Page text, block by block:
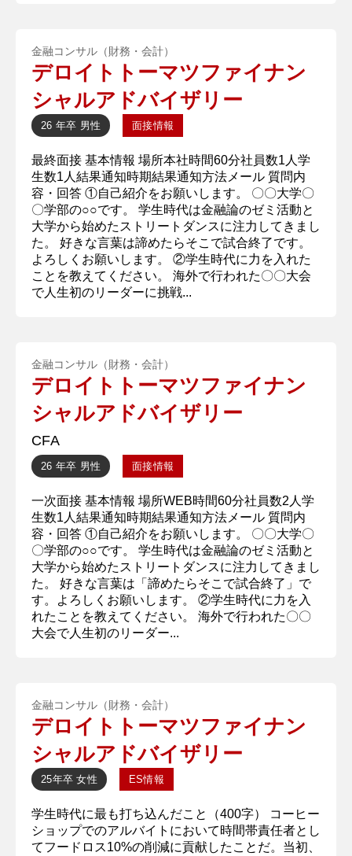
金融コンサル（財務・会計）
デロイトトーマツファイナン
シャルアドバイザリー
26 年卒 男性 面接情報
最終面接 基本情報 場所本社時間60分社員数1人学
生数1人結果通知時期結果通知方法メール 質問内
容・回答 ①自己紹介をお願いします。 〇〇大学〇
〇学部の○○です。 学生時代は金融論のゼミ活動と
大学から始めたストリートダンスに注力してきまし
た。 好きな言葉は諦めたらそこで試合終了です。
よろしくお願いします。 ②学生時代に力を入れた
ことを教えてください。 海外で行われた〇〇大会
で人生初のリーダーに挑戦...
金融コンサル（財務・会計）
デロイトトーマツファイナン
シャルアドバイザリー
CFA
26 年卒 男性 面接情報
一次面接 基本情報 場所WEB時間60分社員数2人学
生数1人結果通知時期結果通知方法メール 質問内
容・回答 ①自己紹介をお願いします。 〇〇大学〇
〇学部の○○です。 学生時代は金融論のゼミ活動と
大学から始めたストリートダンスに注力してきまし
た。 好きな言葉は「諦めたらそこで試合終了」で
す。よろしくお願いします。 ②学生時代に力を入
れたことを教えてください。 海外で行われた〇〇
大会で人生初のリーダー...
金融コンサル（財務・会計）
デロイトトーマツファイナン
シャルアドバイザリー
25年卒 女性 ES情報
学生時代に最も打ち込んだこと（400字） コーヒー
ショップでのアルバイトにおいて時間帯責任者とし
てフードロス10%の削減に貢献したことだ。当初、